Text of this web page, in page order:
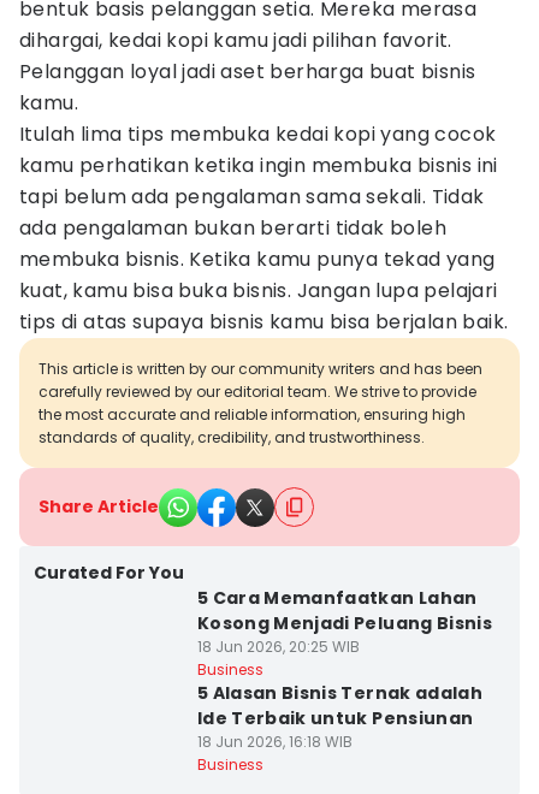
bentuk basis pelanggan setia. Mereka merasa
dihargai, kedai kopi kamu jadi pilihan favorit.
Pelanggan loyal jadi aset berharga buat bisnis
kamu.
Itulah lima tips membuka kedai kopi yang cocok
kamu perhatikan ketika ingin membuka bisnis ini
tapi belum ada pengalaman sama sekali. Tidak
ada pengalaman bukan berarti tidak boleh
membuka bisnis. Ketika kamu punya tekad yang
kuat, kamu bisa buka bisnis. Jangan lupa pelajari
tips di atas supaya bisnis kamu bisa berjalan baik.
This article is written by our community writers and has been
carefully reviewed by our editorial team. We strive to provide
the most accurate and reliable information, ensuring high
standards of quality, credibility, and trustworthiness.
Share Article
Curated For You
5 Cara Memanfaatkan Lahan
Kosong Menjadi Peluang Bisnis
18 Jun 2026, 20:25 WIB
Business
5 Alasan Bisnis Ternak adalah
Ide Terbaik untuk Pensiunan
18 Jun 2026, 16:18 WIB
Business